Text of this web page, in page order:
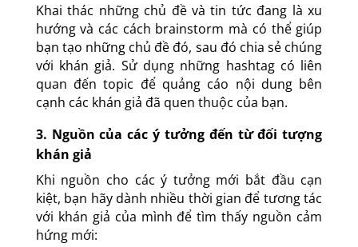
Khai thác những chủ đề và tin tức đang là xu
hướng và các cách brainstorm mà có thể giúp
bạn tạo những chủ đề đó, sau đó chia sẻ chúng
với khán giả. Sử dụng những hashtag có liên
quan đến topic để quảng cáo nội dung bên
cạnh các khán giả đã quen thuộc của bạn.
3. Nguồn của các ý tưởng đến từ đối tượng
khán giả
Khi nguồn cho các ý tưởng mới bắt đầu cạn
kiệt, bạn hãy dành nhiều thời gian để tương tác
với khán giả của mình để tìm thấy nguồn cảm
hứng mới: